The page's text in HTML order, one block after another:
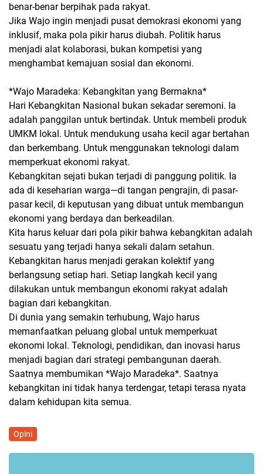
benar-benar berpihak pada rakyat.
Jika Wajo ingin menjadi pusat demokrasi ekonomi yang
inklusif, maka pola pikir harus diubah. Politik harus
menjadi alat kolaborasi, bukan kompetisi yang
menghambat kemajuan sosial dan ekonomi.
*Wajo Maradeka: Kebangkitan yang Bermakna*
Hari Kebangkitan Nasional bukan sekadar seremoni. Ia
adalah panggilan untuk bertindak. Untuk membeli produk
UMKM lokal. Untuk mendukung usaha kecil agar bertahan
dan berkembang. Untuk menggunakan teknologi dalam
memperkuat ekonomi rakyat.
Kebangkitan sejati bukan terjadi di panggung politik. Ia
ada di keseharian warga—di tangan pengrajin, di pasar-
pasar kecil, di keputusan yang dibuat untuk membangun
ekonomi yang berdaya dan berkeadilan.
Kita harus keluar dari pola pikir bahwa kebangkitan adalah
sesuatu yang terjadi hanya sekali dalam setahun.
Kebangkitan harus menjadi gerakan kolektif yang
berlangsung setiap hari. Setiap langkah kecil yang
dilakukan untuk membangun ekonomi rakyat adalah
bagian dari kebangkitan.
Di dunia yang semakin terhubung, Wajo harus
memanfaatkan peluang global untuk memperkuat
ekonomi lokal. Teknologi, pendidikan, dan inovasi harus
menjadi bagian dari strategi pembangunan daerah.
Saatnya membumikan *Wajo Maradeka*. Saatnya
kebangkitan ini tidak hanya terdengar, tetapi terasa nyata
dalam kehidupan kita semua.
Opini